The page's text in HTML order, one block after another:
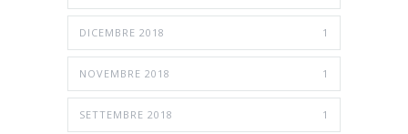
DICEMBRE 2018 1
NOVEMBRE 2018 1
SETTEMBRE 2018 1